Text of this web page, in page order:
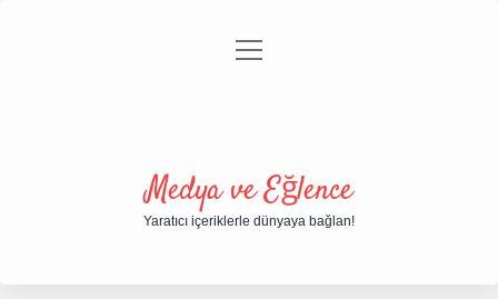
Gizlilik Politikası
menüyü
Medya ve Eğlence
Yaratıcı içeriklerle dünyaya bağlan!